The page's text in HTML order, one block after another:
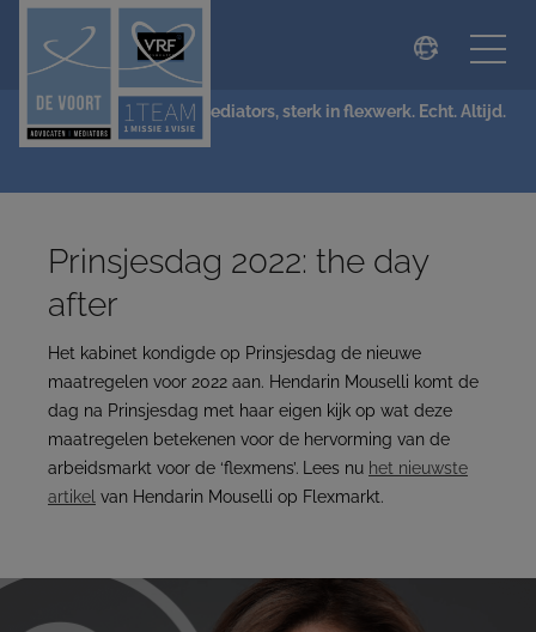
De Voort Advocaten | Mediators, sterk in flexwerk. Echt. Altijd.
Prinsjesdag 2022: the day
after
Het kabinet kondigde op Prinsjesdag de nieuwe
maatregelen voor 2022 aan. Hendarin Mouselli komt de
dag na Prinsjesdag met haar eigen kijk op wat deze
maatregelen betekenen voor de hervorming van de
arbeidsmarkt voor de ‘flexmens’.
Lees nu het nieuwste
artikel van Hendarin Mouselli op Flexmarkt.